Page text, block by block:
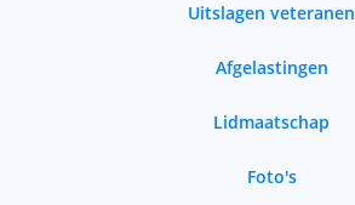
Uitslagen veteranen
Afgelastingen
Lidmaatschap
Foto's